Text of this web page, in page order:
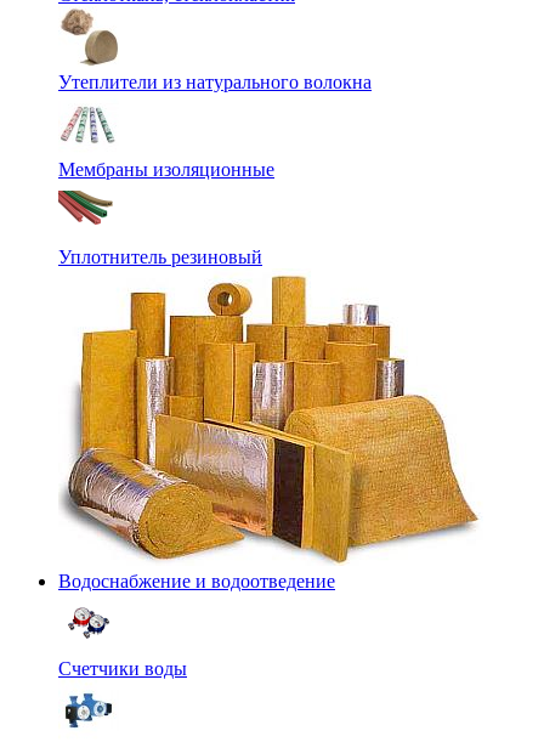
Утеплители из натурального волокна
Мембраны изоляционные
Уплотнитель резиновый
Водоснабжение и водоотведение
Счетчики воды